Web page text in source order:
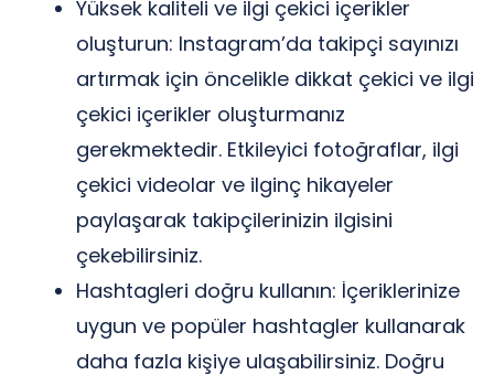
Yüksek kaliteli ve ilgi çekici içerikler
oluşturun: Instagram’da takipçi sayınızı
artırmak için öncelikle dikkat çekici ve ilgi
çekici içerikler oluşturmanız
gerekmektedir. Etkileyici fotoğraflar, ilgi
çekici videolar ve ilginç hikayeler
paylaşarak takipçilerinizin ilgisini
çekebilirsiniz.
Hashtagleri doğru kullanın: İçeriklerinize
uygun ve popüler hashtagler kullanarak
daha fazla kişiye ulaşabilirsiniz. Doğru